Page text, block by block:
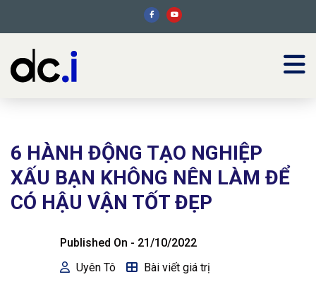
6 HÀNH ĐỘNG TẠO NGHIỆP
XẤU BẠN KHÔNG NÊN LÀM ĐỂ
CÓ HẬU VẬN TỐT ĐẸP
Published On - 21/10/2022
Uyên Tô
Bài viết giá trị